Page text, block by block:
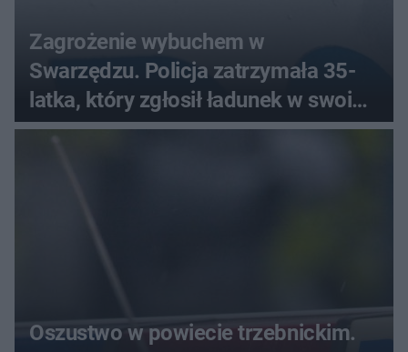
Zagrożenie wybuchem w
Swarzędzu. Policja zatrzymała 35-
latka, który zgłosił ładunek w swoim
aucie
Oszustwo w powiecie trzebnickim.